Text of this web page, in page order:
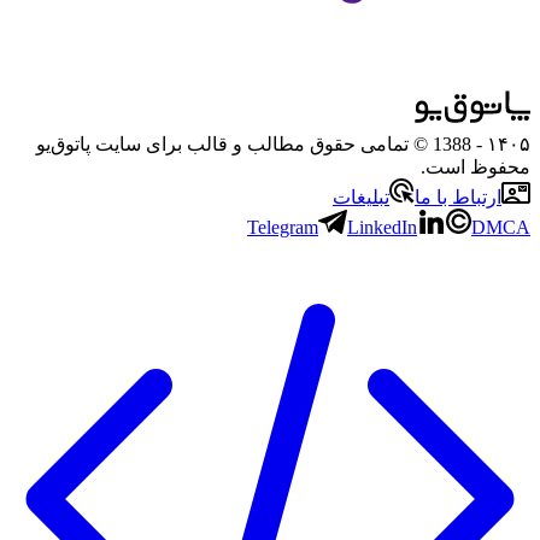
۱۴۰۵
- 1388 © تمامی حقوق مطالب و قالب برای سایت پاتوق‌یو
محفوظ است.
ارتباط با ما
تبلیغات
Telegram
LinkedIn DMCA